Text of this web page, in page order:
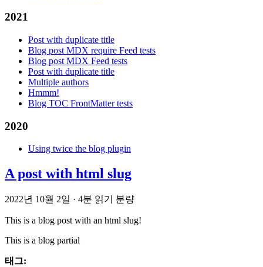
2021
Post with duplicate title
Blog post MDX require Feed tests
Blog post MDX Feed tests
Post with duplicate title
Multiple authors
Hmmm!
Blog TOC FrontMatter tests
2020
Using twice the blog plugin
A post with html slug
2022년 10월 2일 · 4분 읽기 분량
This is a blog post with an html slug!
This is a blog partial
태그: